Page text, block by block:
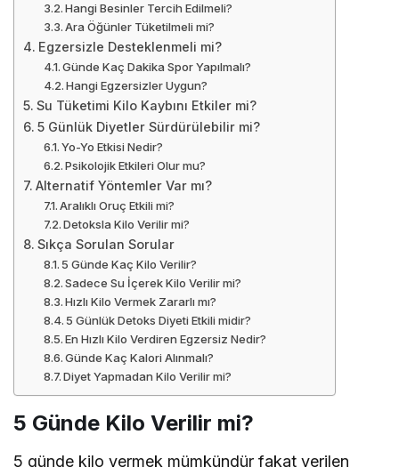
Hangi Besinler Tercih Edilmeli?
Ara Öğünler Tüketilmeli mi?
Egzersizle Desteklenmeli mi?
Günde Kaç Dakika Spor Yapılmalı?
Hangi Egzersizler Uygun?
Su Tüketimi Kilo Kaybını Etkiler mi?
5 Günlük Diyetler Sürdürülebilir mi?
Yo-Yo Etkisi Nedir?
Psikolojik Etkileri Olur mu?
Alternatif Yöntemler Var mı?
Aralıklı Oruç Etkili mi?
Detoksla Kilo Verilir mi?
Sıkça Sorulan Sorular
5 Günde Kaç Kilo Verilir?
Sadece Su İçerek Kilo Verilir mi?
Hızlı Kilo Vermek Zararlı mı?
5 Günlük Detoks Diyeti Etkili midir?
En Hızlı Kilo Verdiren Egzersiz Nedir?
Günde Kaç Kalori Alınmalı?
Diyet Yapmadan Kilo Verilir mi?
5 Günde Kilo Verilir mi?
5 günde kilo vermek mümkündür fakat verilen